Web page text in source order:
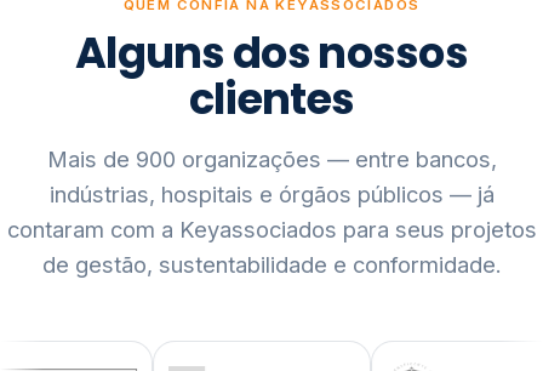
QUEM CONFIA NA KEYASSOCIADOS
Alguns dos nossos
clientes
Mais de 900 organizações — entre bancos,
indústrias, hospitais e órgãos públicos — já
contaram com a Keyassociados para seus projetos
de gestão, sustentabilidade e conformidade.